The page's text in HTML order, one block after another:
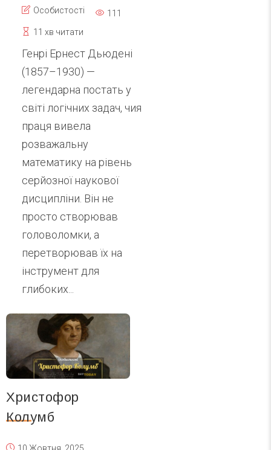
Особистості
111
11 хв читати
Генрі Ернест Дьюдені
(1857–1930) —
легендарна постать у
світі логічних задач, чия
праця вивела
розважальну
математику на рівень
серйозної наукової
дисципліни. Він не
просто створював
головоломки, а
перетворював їх на
інструмент для
глибоких...
Христофор
Колумб
10 Жовтня, 2025